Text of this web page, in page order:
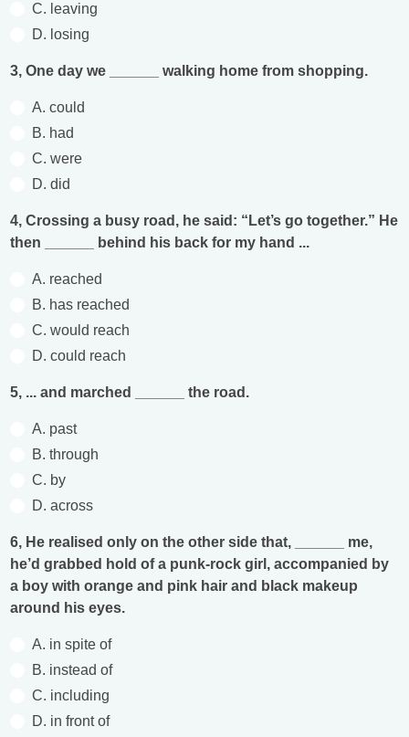
C. leaving
D. losing
3, One day we ______ walking home from shopping.
A. could
B. had
C. were
D. did
4, Crossing a busy road, he said: “Let’s go together.” He
then ______ behind his back for my hand ...
A. reached
B. has reached
C. would reach
D. could reach
5, ... and marched ______ the road.
A. past
B. through
C. by
D. across
6, He realised only on the other side that, ______ me,
he’d grabbed hold of a punk-rock girl, accompanied by
a boy with orange and pink hair and black makeup
around his eyes.
A. in spite of
B. instead of
C. including
D. in front of